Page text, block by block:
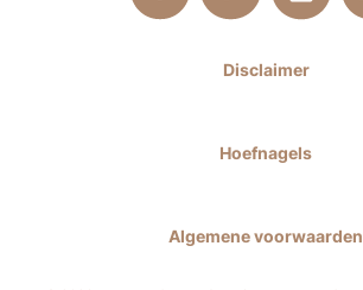
Disclaimer
Hoefnagels
Algemene voorwaarden